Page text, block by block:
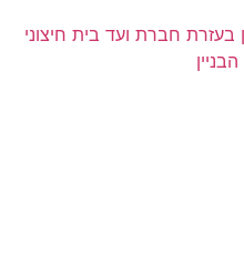
בעזרת חברת ועד בית חיצוני